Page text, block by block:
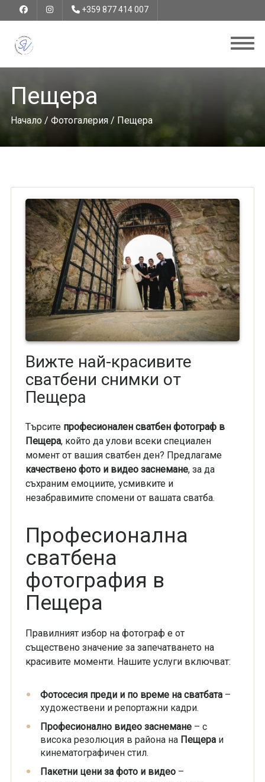
+359 877 414 007
Пещера
Начало/ Фотогалерия/ Пещера
Вижте най-красивите
сватбени снимки от
Пещера
Търсите професионален сватбен фотограф в
Пещера, който да улови всеки специален
момент от вашия сватбен ден? Предлагаме
качествено фото и видео заснемане, за да
съхраним емоциите, усмивките и
незабравимите спомени от вашата сватба.
Професионална
сватбена
фотография в
Пещера
Правилният избор на фотограф е от
съществено значение за запечатването на
красивите моменти. Нашите услуги включват:
Фотосесия преди и по време на сватбата–
художествени и репортажни кадри.
Професионално видео заснемане– с
висока резолюция в района на Пещераи
кинематографичен стил.
Пакетни цени за фото и видео–